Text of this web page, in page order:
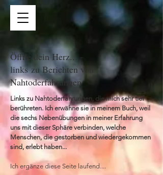
Öffne dein Herz... -
links zu Berichten von
Nahtoderfahrungen
Links zu Nahtoderfahrungen, die mich sehr tief
berühreten. Ich erwähne sie in meinem Buch, weil
die sechs Nebenübungen in meiner Erfahrung
uns mit dieser Sphäre verbinden, welche
Menschen, die gestorben und wiedergekommen
sind, erlebt haben...
Ich ergänze diese Seite laufend....